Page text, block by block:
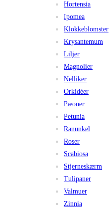
Hortensia
Ipomea
Klokkeblomster
Krysantemum
Liljer
Magnolier
Nelliker
Orkidéer
Pæoner
Petunia
Ranunkel
Roser
Scabiosa
Stjerneskærm
Tulipaner
Valmuer
Zinnia